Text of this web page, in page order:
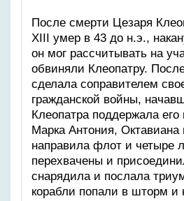
После смерти Цезаря
XIII умер в 43 до н.э.,
он мог рассчитывать на
обвиняли Клеопатру.
сделала соправителем
гражданской войны,
Клеопатра поддержала
Марка Антония,
направила флот и четыре
перехвачены и
снарядила и послала
корабли попали в шторм и